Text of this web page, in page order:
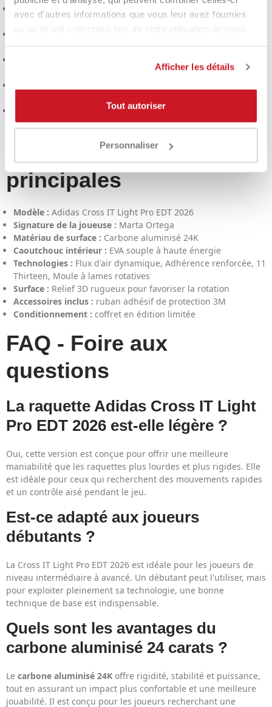
avec d'autres informations que vous leur avez fournies
ou qu'ils ont collectées lors de votre utilisation de leurs
Afficher les détails
Tout autoriser
Personnaliser
Idéal pour ceux qui recherchent une
raquette de padel
légère et performante.
Recommandé pour ceux qui utilisent souvent le spin, le vibro
Un excellent choix pour ceux qui recherchent une
limitée Adidasavec un coffret inclus.
Caractéristiques
principales
Modèle : Adidas Cross IT Light Pro EDT 2026
Signature de la joueuse : Marta Ortega
Matériau de surface : Carbone aluminisé 24K
Caoutchouc intérieur : EVA souple à haute énergie
Technologies : Flux d'air dynamique, Adhérence renforcée, 11
Thirteen, Moule à lames rotatives
Surface : Relief 3D rugueux pour favoriser la rotation
Accessoires inclus : ruban adhésif de protection 3M
Conditionnement : coffret en édition limitée
FAQ - Foire aux
questions
La raquette Adidas Cross IT Light
Pro EDT 2026 est-elle légère ?
Oui, cette version est conçue pour offrir une meilleure
maniabilité que les raquettes plus lourdes et plus rigides. Elle
est idéale pour ceux qui recherchent des mouvements rapides
et un contrôle aisé pendant le jeu.
Est-ce adapté aux joueurs
débutants ?
La Cross IT Light Pro EDT 2026 est idéale pour les joueurs de
niveau intermédiaire à avancé. Un débutant peut l'utiliser, mais
pour exploiter pleinement sa technologie, une bonne
technique de base est indispensable.
Quels sont les avantages du
carbone aluminisé 24 carats ?
Le carbone aluminisé 24K offre rigidité, stabilité et puissance,
tout en assurant un impact plus confortable et une meilleure
jouabilité. Il est conçu pour les joueurs recherchant une